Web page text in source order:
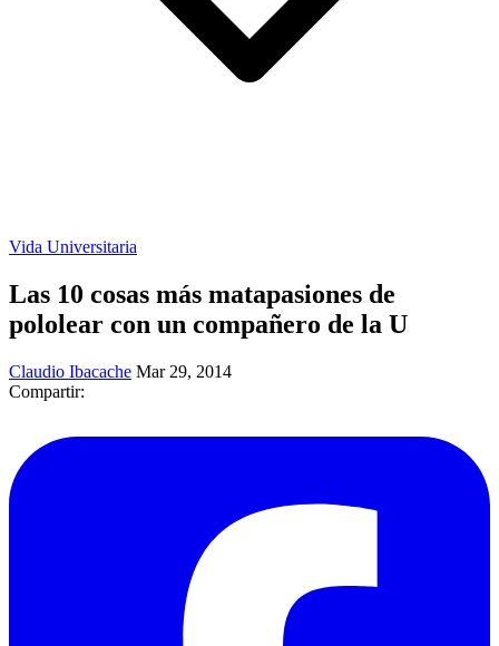
Vida Universitaria
Las 10 cosas más matapasiones de
pololear con un compañero de la U
Claudio Ibacache Mar 29, 2014
Compartir: